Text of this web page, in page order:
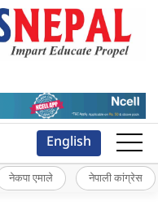
English
नेकपा एमाले नेपाली कांग्रेस